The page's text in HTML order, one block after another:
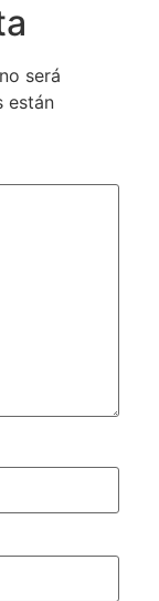
será
están